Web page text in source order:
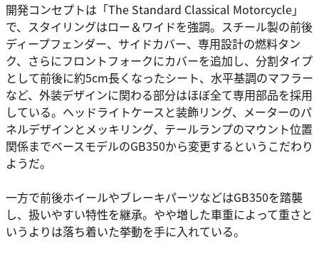
開発コンセプトは「The Standard Classical Motorcycle」
で、スタイリングはロー＆ワイドを強調。スチール製の前後
ディープフェンダー、サイドカバー、専用設計の燃料タン
ク、さらにフロントフォークにカバーを追加し、分割タイプ
として前後に約5cm長くなったシート、水平基調のマフラー
など、外装デザインに関わる部分はほぼ全て専用部品を採用
している。ヘッドライトケースと装飾リング、メーターのパ
ネルデザインとメッキリング、テールランプのマウント位置
関係までベースモデルのGB350から変更するというこだわり
ようだ。
一方で前後ホイールやブレーキパーツなどはGB350を踏襲
し、扱いやすい特性を継承。やや増した車重によって重さと
いうよりは落ち着いた挙動を手に入れている。